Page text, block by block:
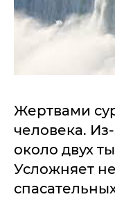
Жертвами
человека.
около двух
Усложняет